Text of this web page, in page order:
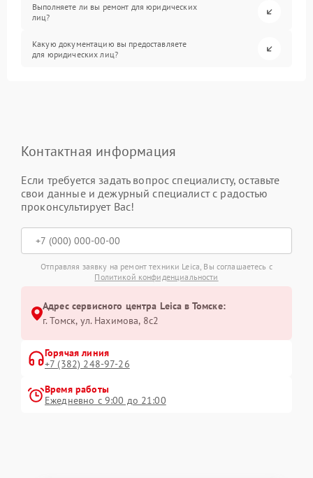
Выполняете ли вы ремонт для юридических
лиц?
Какую документацию вы предоставляете
для юридических лиц?
Контактная информация
Если требуется задать вопрос специалисту, оставьте
свои данные и дежурный специалист с радостью
проконсультирует Вас!
Отправляя заявку на ремонт техники Leica, Вы соглашаетесь с
Политикой конфиденциальности
Адрес сервисного центра Leica в Томске:
г. Томск, ул. Нахимова, 8с2
Горячая линия
+7 (382) 248-97-26
Время работы
Ежедневно с 9:00 до 21:00